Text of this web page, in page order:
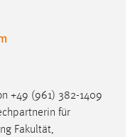
+49 (961) 382-1409
für
Fakultät,